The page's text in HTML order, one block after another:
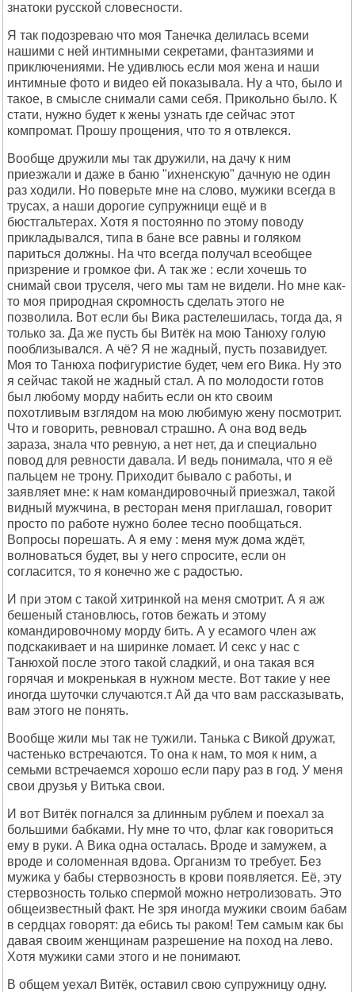
знатоки русской словесности.
Я так подозреваю что моя Танечка делилась всеми
нашими с ней интимными секретами, фантазиями и
приключениями. Не удивлюсь если моя жена и наши
интимные фото и видео ей показывала. Ну а что, было и
такое, в смысле снимали сами себя. Прикольно было. К
стати, нужно будет к жены узнать где сейчас этот
компромат. Прошу прощения, что то я отвлекся.
Вообще дружили мы так дружили, на дачу к ним
приезжали и даже в баню "ихненскую" дачную не один
раз ходили. Но поверьте мне на слово, мужики всегда в
трусах, а наши дорогие супружници ещё и в
бюстгальтерах. Хотя я постоянно по этому поводу
прикладывался, типа в бане все равны и голяком
париться должны. На что всегда получал всеобщее
призрение и громкое фи. А так же : если хочешь то
снимай свои труселя, чего мы там не видели. Но мне как-
то моя природная скромность сделать этого не
позволила. Вот если бы Вика растелешилась, тогда да, я
только за. Да же пусть бы Витёк на мою Танюху голую
пооблизывался. А чё? Я не жадный, пусть позавидует.
Моя то Танюха пофигуристие будет, чем его Вика. Ну это
я сейчас такой не жадный стал. А по молодости готов
был любому морду набить если он кто своим
похотливым взглядом на мою любимую жену посмотрит.
Что и говорить, ревновал страшно. А она вод ведь
зараза, знала что ревную, а нет нет, да и специально
повод для ревности давала. И ведь понимала, что я её
пальцем не трону. Приходит бывало с работы, и
заявляет мне: к нам командировочный приезжал, такой
видный мужчина, в ресторан меня приглашал, говорит
просто по работе нужно более тесно пообщаться.
Вопросы порешать. А я ему : меня муж дома ждёт,
волноваться будет, вы у него спросите, если он
согласится, то я конечно же с радостью.
И при этом с такой хитринкой на меня смотрит. А я аж
бешеный становлюсь, готов бежать и этому
командировочному морду бить. А у есамого член аж
подскакивает и на ширинке ломает. И секс у нас с
Танюхой после этого такой сладкий, и она такая вся
горячая и мокренькая в нужном месте. Вот такие у нее
иногда шуточки случаются.т Ай да что вам рассказывать,
вам этого не понять.
Вообще жили мы так не тужили. Танька с Викой дружат,
частенько встречаются. То она к нам, то моя к ним, а
семьми встречаемся хорошо если пару раз в год. У меня
свои друзья у Витька свои.
И вот Витёк погнался за длинным рублем и поехал за
большими бабками. Ну мне то что, флаг как говориться
ему в руки. А Вика одна осталась. Вроде и замужем, а
вроде и соломенная вдова. Организм то требует. Без
мужика у бабы стервозность в крови появляется. Её, эту
стервозность только спермой можно нетролизовать. Это
общеизвестный факт. Не зря иногда мужики своим бабам
в сердцах говорят: да ебись ты раком! Тем самым как бы
давая своим женщинам разрешение на поход на лево.
Хотя мужики сами этого и не понимают.
В общем уехал Витёк, оставил свою супружницу одну.